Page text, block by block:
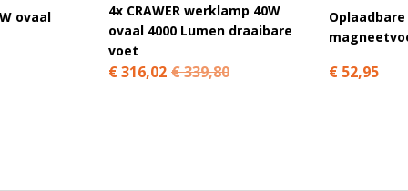
LED-lamp met 4000 lumen. Vragen over de
ovaal
4x CRAWER werklamp 40W
ovaal 4000 Lumen draaibare
voet
€ 316,02 € 339,80 € 52,95